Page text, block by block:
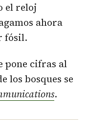
el reloj
ahora
fósil.
pone cifras al
los bosques se
.